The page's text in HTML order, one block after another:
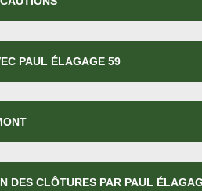
PAUL ÉLAGAGE 59
DES CLÔTURES PAR PAUL